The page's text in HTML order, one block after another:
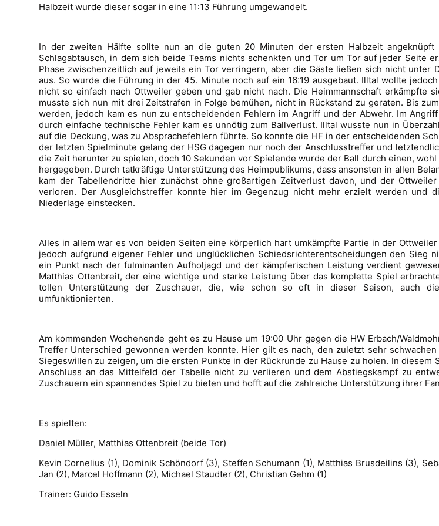
Halbzeit wurde dieser sogar in eine 11:13 Führung umgewandelt.
In der zweiten Hälfte sollte nun an die guten 20 Minuten der ersten Halbzeit
Schlagabtausch, in dem sich beide Teams nichts schenkten und Tor um Tor auf jeder Seite
Phase zwischenzeitlich auf jeweils ein Tor verringern, aber die Gäste ließen sich nicht unter
aus. So wurde die Führung in der 45. Minute noch auf ein 16:19 ausgebaut. Illtal wollte
nicht so einfach nach Ottweiler geben und gab nicht nach. Die Heimmannschaft erkämpfte
musste sich nun mit drei Zeitstrafen in Folge bemühen, nicht in Rückstand zu geraten. Bis
werden, jedoch kam es nun zu entscheidenden Fehlern im Angriff und der Abwehr. Im
durch einfache technische Fehler kam es unnötig zum Ballverlust. Illtal wusste nun in
auf die Deckung, was zu Absprachefehlern führte. So konnte die HF in der entscheidenden
der letzten Spielminute gelang der HSG dagegen nur noch der Anschlusstreffer und
die Zeit herunter zu spielen, doch 10 Sekunden vor Spielende wurde der Ball durch einen,
hergegeben. Durch tatkräftige Unterstützung des Heimpublikums, dass ansonsten in allen
kam der Tabellendritte hier zunächst ohne großartigen Zeitverlust davon, und der
verloren. Der Ausgleichstreffer konnte hier im Gegenzug nicht mehr erzielt werden und
Niederlage einstecken.
Alles in allem war es von beiden Seiten eine körperlich hart umkämpfte Partie in der
jedoch aufgrund eigener Fehler und unglücklichen Schiedsrichterentscheidungen den Sieg
ein Punkt nach der fulminanten Aufholjagd und der kämpferischen Leistung verdient
Matthias Ottenbreit, der eine wichtige und starke Leistung über das komplette Spiel
tollen Unterstützung der Zuschauer, die, wie schon so oft in dieser Saison, auch
umfunktionierten.
Am kommenden Wochenende geht es zu Hause um 19:00 Uhr gegen die HW Erbach/
Treffer Unterschied gewonnen werden konnte. Hier gilt es nach, den zuletzt sehr
Siegeswillen zu zeigen, um die ersten Punkte in der Rückrunde zu Hause zu holen. In
Anschluss an das Mittelfeld der Tabelle nicht zu verlieren und dem Abstiegskampf zu
Zuschauern ein spannendes Spiel zu bieten und hofft auf die zahlreiche Unterstützung ihrer
Es spielten:
Daniel Müller, Matthias Ottenbreit (beide Tor)
Kevin Cornelius (1), Dominik Schöndorf (3), Steffen Schumann (1), Matthias Brusdeilins (3),
Jan (2), Marcel Hoffmann (2), Michael Staudter (2), Christian Gehm (1)
Trainer: Guido Esseln